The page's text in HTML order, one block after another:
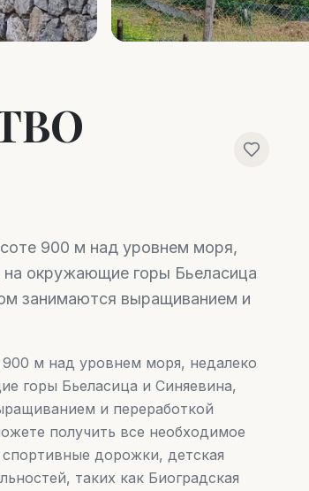
900 м над уровнем моря,
окружающие горы Бьеласица
занимаются выращиванием и
м над уровнем моря, недалеко
горы Бьеласица и Синяевина,
и переработкой
получить все необходимое
дорожки, детская
таких как Биоградская